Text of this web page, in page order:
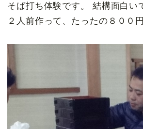
そば打ち体験です。 結構面白い
２人前作って、たったの８００円